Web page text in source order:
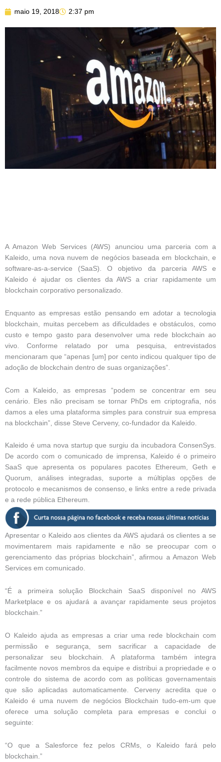
maio 19, 2018 2:37 pm
A Amazon Web Services (AWS) anunciou uma parceria com a
Kaleido, uma nova nuvem de negócios baseada em blockchain, e
software-as-a-service (SaaS). O objetivo da parceria AWS e
Kaleido é ajudar os clientes da AWS a criar rapidamente um
blockchain corporativo personalizado.
Enquanto as empresas estão pensando em adotar a tecnologia
blockchain, muitas percebem as dificuldades e obstáculos, como
custo e tempo gasto para desenvolver uma rede blockchain ao
vivo. Conforme relatado por uma pesquisa, entrevistados
mencionaram que “apenas [um] por cento indicou qualquer tipo de
adoção de blockchain dentro de suas organizações”.
Com a Kaleido, as empresas “podem se concentrar em seu
cenário. Eles não precisam se tornar PhDs em criptografia, nós
damos a eles uma plataforma simples para construir sua empresa
na blockchain”, disse Steve Cerveny, co-fundador da Kaleido.
Kaleido é uma nova startup que surgiu da incubadora ConsenSys.
De acordo com o comunicado de imprensa, Kaleido é o primeiro
SaaS que apresenta os populares pacotes Ethereum, Geth e
Quorum, análises integradas, suporte a múltiplas opções de
protocolo e mecanismos de consenso, e links entre a rede privada
e a rede pública Ethereum.
Apresentar o Kaleido aos clientes da AWS ajudará os clientes a se
movimentarem mais rapidamente e não se preocupar com o
gerenciamento das próprias blockchain”, afirmou a Amazon Web
Services em comunicado.
“É a primeira solução Blockchain SaaS disponível no AWS
Marketplace e os ajudará a avançar rapidamente seus projetos
blockchain.”
O Kaleido ajuda as empresas a criar uma rede blockchain com
permissão e segurança, sem sacrificar a capacidade de
personalizar seu blockchain. A plataforma também integra
facilmente novos membros da equipe e distribui a propriedade e o
controle do sistema de acordo com as políticas governamentais
que são aplicadas automaticamente. Cerveny acredita que o
Kaleido é uma nuvem de negócios Blockchain tudo-em-um que
oferece uma solução completa para empresas e conclui o
seguinte:
“O que a Salesforce fez pelos CRMs, o Kaleido fará pelo
blockchain.”